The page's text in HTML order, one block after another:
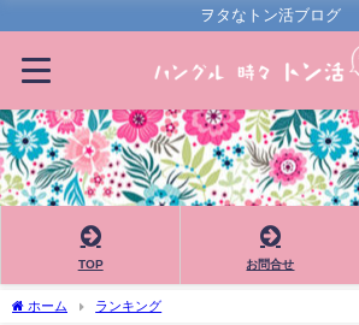
ヲタなトン活ブログ
TOP お問合せ
ホーム ランキング